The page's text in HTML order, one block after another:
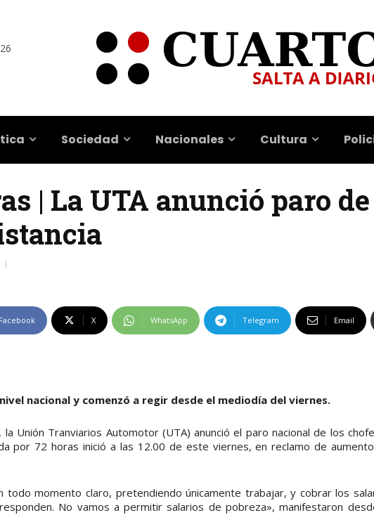
Sociedad Nacionales Cultura
| La UTA anunció paro
Facebook X WhatsApp Telegram Email
nacional y comenzó a regir desde el mediodía del viernes.
Unión Tranviarios Automotor (UTA) anunció el paro nacional de los
por 72 horas inició a las 12.00 de este viernes, en reclamo de
todo momento claro, pretendiendo únicamente trabajar, y cobrar los
No vamos a permitir salarios de pobreza», manifestaron